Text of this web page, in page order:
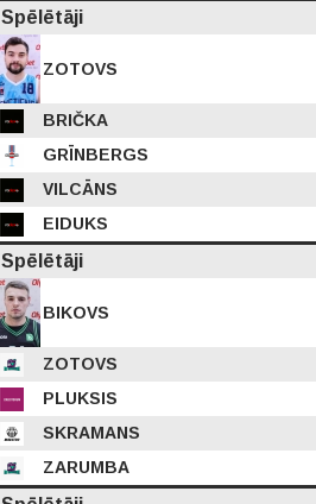
Spēlētāji
ZOTOVS
BRIČKA
GRĪNBERGS
VILCĀNS
EIDUKS
Spēlētāji
BIKOVS
ZOTOVS
PLUKSIS
SKRAMANS
ZARUMBA